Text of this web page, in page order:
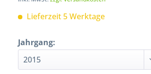
Lieferzeit 5 Werktage
Jahrgang: